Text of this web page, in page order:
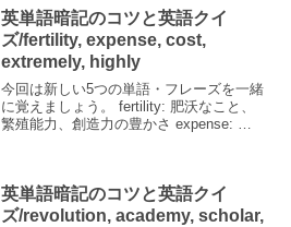
英単語暗記のコツと英語クイ
ズ/fertility, expense, cost,
extremely, highly
今回は新しい5つの単語・フレーズを一緒
に覚えましょう。 fertility: 肥沃なこと、
繁殖能力、創造力の豊かさ expense: 費
英単語暗記のコツと英語クイ
ズ/revolution, academy, scholar,